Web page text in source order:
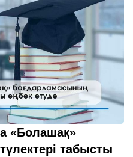
«Болашақ»
табысты